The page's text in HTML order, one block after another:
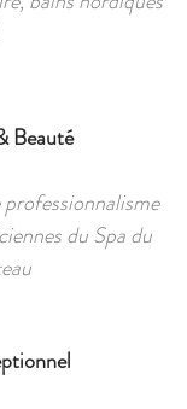
Beauté
du Spa du